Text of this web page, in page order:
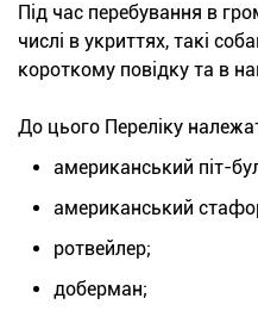
Під час перебування в
числі в укриттях, такі
короткому повідку та в
До цього Переліку
американський піт-
американський
ротвейлер;
доберман;